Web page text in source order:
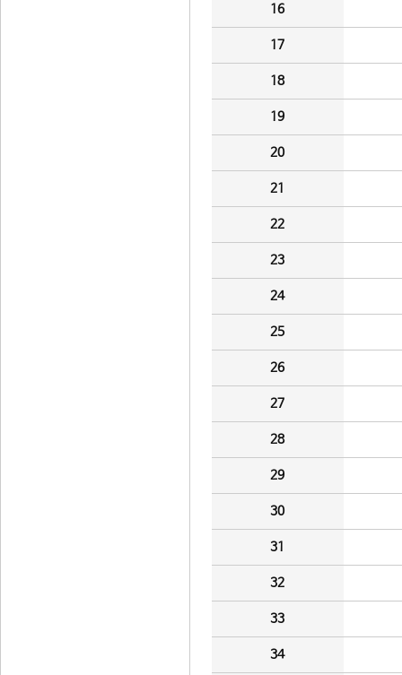
16
17
18
19
20
21
22
23
24
25
26
27
28
29
30
31
32
33
34